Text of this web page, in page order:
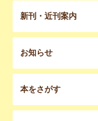
新刊・近刊案内
お知らせ
本をさがす